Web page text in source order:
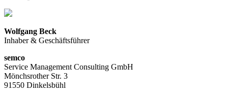
Wolfgang Beck
Inhaber & Geschäftsführer
semco
Service Management Consulting GmbH
Mönchsrother Str. 3
91550 Dinkelsbühl